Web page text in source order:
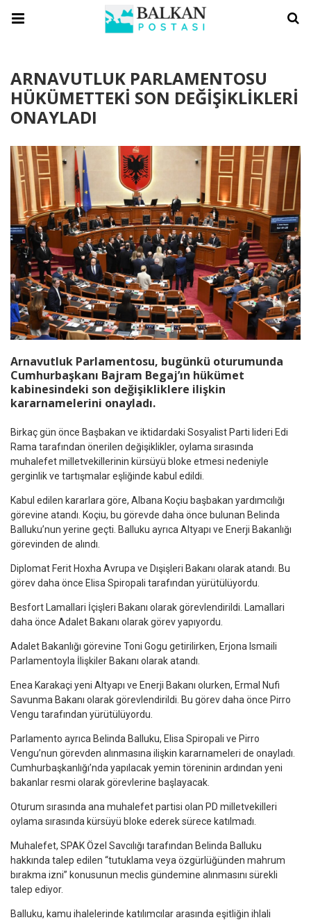
ARNAVUTLUK PARLAMENTOSU
HÜKÜMETTEKİ SON DEĞİŞİKLİKLERİ
ONAYLADI
Arnavutluk Parlamentosu, bugünkü oturumunda
Cumhurbaşkanı Bajram Begaj’ın hükümet
kabinesindeki son değişikliklere ilişkin
kararnamelerini onayladı.
Birkaç gün önce Başbakan ve iktidardaki Sosyalist Parti lideri Edi
Rama tarafından önerilen değişiklikler, oylama sırasında
muhalefet milletvekillerinin kürsüyü bloke etmesi nedeniyle
gerginlik ve tartışmalar eşliğinde kabul edildi.
Kabul edilen kararlara göre, Albana Koçiu başbakan yardımcılığı
görevine atandı. Koçiu, bu görevde daha önce bulunan Belinda
Balluku’nun yerine geçti. Balluku ayrıca Altyapı ve Enerji Bakanlığı
görevinden de alındı.
Diplomat Ferit Hoxha Avrupa ve Dışişleri Bakanı olarak atandı. Bu
görev daha önce Elisa Spiropali tarafından yürütülüyordu.
Besfort Lamallari İçişleri Bakanı olarak görevlendirildi. Lamallari
daha önce Adalet Bakanı olarak görev yapıyordu.
Adalet Bakanlığı görevine Toni Gogu getirilirken, Erjona Ismaili
Parlamentoyla İlişkiler Bakanı olarak atandı.
Enea Karakaçi yeni Altyapı ve Enerji Bakanı olurken, Ermal Nufi
Savunma Bakanı olarak görevlendirildi. Bu görev daha önce Pirro
Vengu tarafından yürütülüyordu.
Parlamento ayrıca Belinda Balluku, Elisa Spiropali ve Pirro
Vengu’nun görevden alınmasına ilişkin kararnameleri de onayladı.
Cumhurbaşkanlığı’nda yapılacak yemin töreninin ardından yeni
bakanlar resmi olarak görevlerine başlayacak.
Oturum sırasında ana muhalefet partisi olan PD milletvekilleri
oylama sırasında kürsüyü bloke ederek sürece katılmadı.
Muhalefet, SPAK Özel Savcılığı tarafından Belinda Balluku
hakkında talep edilen “tutuklama veya özgürlüğünden mahrum
bırakma izni” konusunun meclis gündemine alınmasını sürekli
talep ediyor.
Balluku, kamu ihalelerinde katılımcılar arasında eşitliğin ihlali